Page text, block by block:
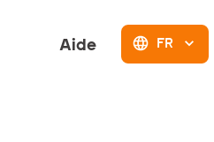
Aide FR